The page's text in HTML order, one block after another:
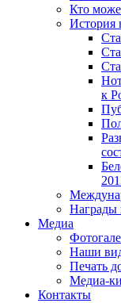
Кто
История
к
Награды
Медиа
Наши
Печать
Медиа-
Контакты